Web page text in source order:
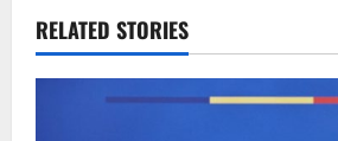
v
i
RELATED STORIES